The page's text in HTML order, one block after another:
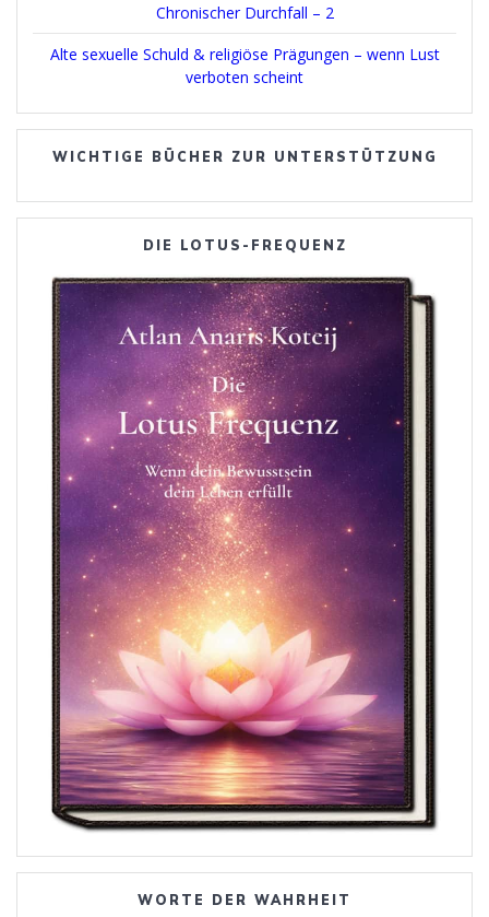
Chronischer Durchfall – 2
Alte sexuelle Schuld & religiöse Prägungen – wenn Lust
verboten scheint
WICHTIGE BÜCHER ZUR UNTERSTÜTZUNG
DIE LOTUS-FREQUENZ
WORTE DER WAHRHEIT